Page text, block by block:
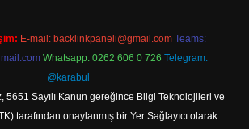
E-mail: backlinkpaneli@gmail.com Teams:
Whatsapp: 0262 606 0 726 Telegram:
@karabul
5651 Sayılı Kanun gereğince Bilgi Teknolojileri ve
tarafından onaylanmış bir Yer Sağlayıcı olarak